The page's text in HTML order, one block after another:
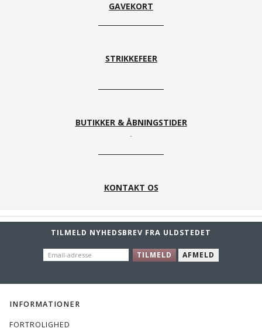
GAVEKORT
STRIKKEFEER
BUTIKKER & ÅBNINGSTIDER
KONTAKT OS
TILMELD NYHEDSBREV FRA ULDSTEDET
EMAIL-
ADRESSE
TILMELD AFMELD
INFORMATIONER
FORTROLIGHED